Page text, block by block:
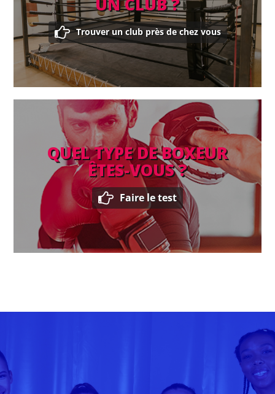
Trouver un club près de chez vous
QUEL TYPE DE BOXEUR
ÊTES-VOUS ?
Faire le test